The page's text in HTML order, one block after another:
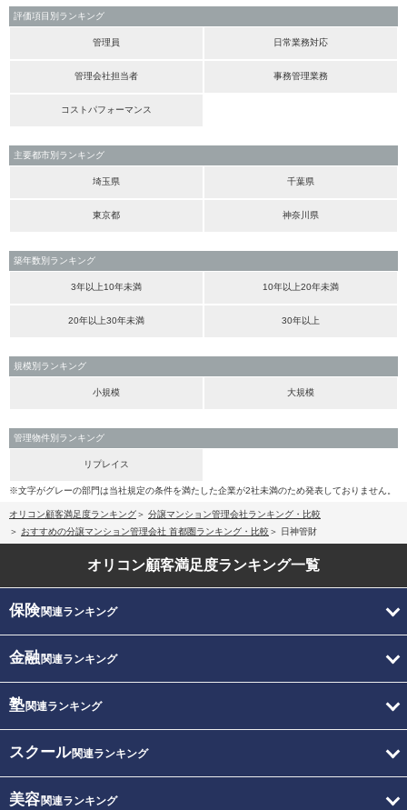
評価項目別ランキング
管理員 日常業務対応
管理会社担当者 事務管理業務
コストパフォーマンス
主要都市別ランキング
埼玉県 千葉県
東京都 神奈川県
築年数別ランキング
3年以上10年未満 10年以上20年未満
20年以上30年未満 30年以上
規模別ランキング
小規模 大規模
管理物件別ランキング
リプレイス
※文字がグレーの部門は当社規定の条件を満たした企業が2社未満のため発表しておりません。
オリコン顧客満足度ランキング
分譲マンション管理会社ランキング・比較
おすすめの分譲マンション管理会社 首都圏ランキング・比較
日神管財
オリコン顧客満足度ランキング一覧
保険関連ランキング
金融関連ランキング
塾関連ランキング
スクール関連ランキング
美容関連ランキング